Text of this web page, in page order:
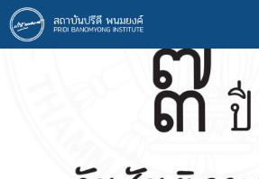
ข้าม
ไป
ยัง